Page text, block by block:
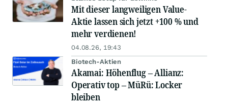
Mit dieser langweiligen Value-
Aktie lassen sich jetzt +100 % und
mehr verdienen!
04.08.26, 19:43
Biotech-Aktien
Akamai: Höhenflug – Allianz:
Operativ top – MüRü: Locker
bleiben